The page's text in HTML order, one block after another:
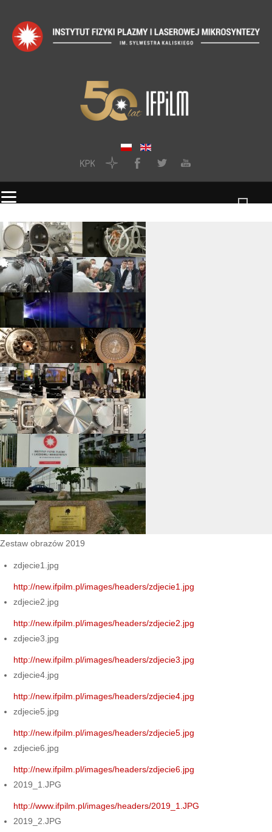
Zestaw obrazów 2019
zdjecie1.jpg
http://new.ifpilm.pl/images/headers/zdjecie1.jpg
zdjecie2.jpg
http://new.ifpilm.pl/images/headers/zdjecie2.jpg
zdjecie3.jpg
http://new.ifpilm.pl/images/headers/zdjecie3.jpg
zdjecie4.jpg
http://new.ifpilm.pl/images/headers/zdjecie4.jpg
zdjecie5.jpg
http://new.ifpilm.pl/images/headers/zdjecie5.jpg
zdjecie6.jpg
http://new.ifpilm.pl/images/headers/zdjecie6.jpg
2019_1.JPG
http://www.ifpilm.pl/images/headers/2019_1.JPG
2019_2.JPG